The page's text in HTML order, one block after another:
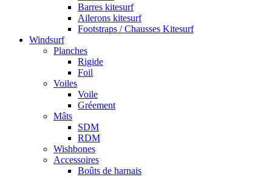
Barres kitesurf
Ailerons kitesurf
Footstraps / Chausses Kitesurf
Windsurf
Planches
Rigide
Foil
Voiles
Voile
Gréement
Mâts
SDM
RDM
Wishbones
Accessoires
Boûts de harnais